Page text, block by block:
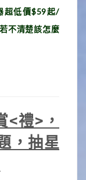
超低價$59起/
不清楚該怎麼
<禮>，
，抽星